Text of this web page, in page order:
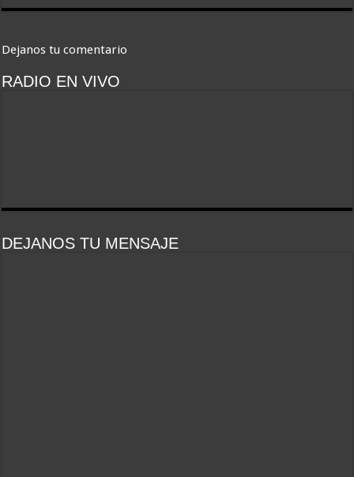
Dejanos tu comentario
RADIO EN VIVO
DEJANOS TU MENSAJE